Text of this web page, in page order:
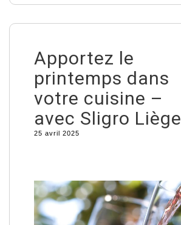
Apportez le
printemps dans
votre cuisine –
avec Sligro Liège
25 avril 2025